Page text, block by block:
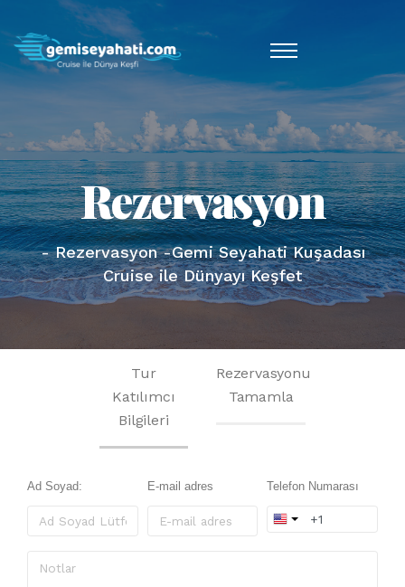
Rezervasyon
- Rezervasyon -Gemi Seyahati Kuşadası
Cruise ile Dünyayı Keşfet
Tur
Katılımcı
Bilgileri
Rezervasyonu
Tamamla
Ad Soyad: E-mail adres Telefon Numarası